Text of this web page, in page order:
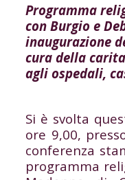
Programma
con Burgio e
inaugurazione
cura della
agli ospedali,
Si è svolta
ore 9,00,
conferenza
programma